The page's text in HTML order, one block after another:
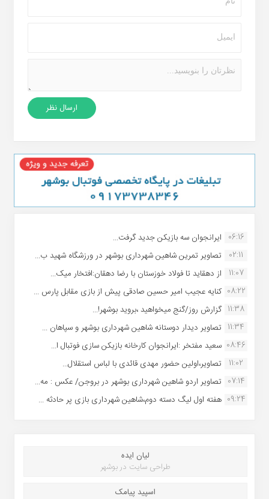
06:16 ایرانجوان سه بازیکن جدید گرفت...
02:11
تصاویر تمرین شاهین شهردارى بوشهر در ورزشگاه شهید ب...
11:07
از دهقاید تا فولاد خوزستان با رضا دهقان:افتخار میک...
08:22 کنایه عجیب امیر حسین صادقی پیش از بازی مقابل پارس ...
11:38 گزارش روز/گنج میخواهید ،بروید بوشهر!...
11:34 تصاویر دیدار دوستانه شاهین شهردارى بوشهر و سپاهان ...
08:46 سعید مفتخر :ایرانجوان کارخانه بازیکن سازی فوتبال ا...
11:02
تصاویر،اولین حضور مهدی قائدی با لباس استقلال...
07:14 تصاویر اردو شاهین شهرداری بوشهر در بروجن/ عکس : مه...
09:24 هفته اول لیگ دسته دوم،شاهین شهرداری بازی پر حادثه ...
لیان ایده
طراحی سایت در بوشهر
اسپید پیامک